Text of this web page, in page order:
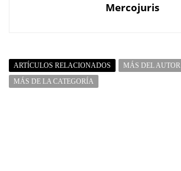
Mercojuris
ARTÍCULOS RELACIONADOS
MÁS DEL AUTOR
MÁS DE LA CATEGORÍA